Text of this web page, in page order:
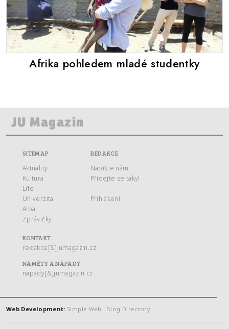
Afrika pohledem mladé studentky
SITEMAP
Aktuality
Kultura
Life
Univerzita
Alba
Zprávičky
REDAKCE
Napište nám
Přidejte se taky!
Přihlášení
KONTAKT
redakce[&]jumagazin.cz
NÁMĚTY A NÁPADY
napady[&]jumagazin.cz
Web Development: Simple Web Blog Directory